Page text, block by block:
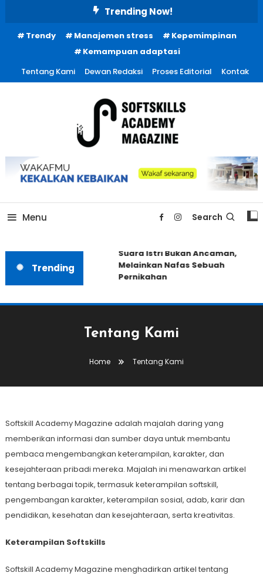
Content
Trending Now!
Trendy Manajemen stress
Kepemimpinan
Kemampuan adaptasi
Tentang Kami
Dewan Redaksi Proses Editorial Kontak
Menu Search
Trending
Suara Istri Bukan Ancaman,
Melainkan Nafas Sebuah
Pernikahan
Tentang Kami
Home Tentang Kami
Softskill Academy Magazine adalah majalah daring yang
memberikan informasi dan sumber daya untuk membantu
pembaca mengembangkan keterampilan, karakter, dan
kesejahteraan pribadi mereka. Majalah ini menawarkan artikel
tentang berbagai topik, termasuk keterampilan softskill,
pengembangan karakter, keterampilan sosial, adab, karir dan
pendidikan, kesehatan dan kesejahteraan, serta kreativitas.
Keterampilan Softskills
Softskill Academy Magazine menghadirkan artikel tentang